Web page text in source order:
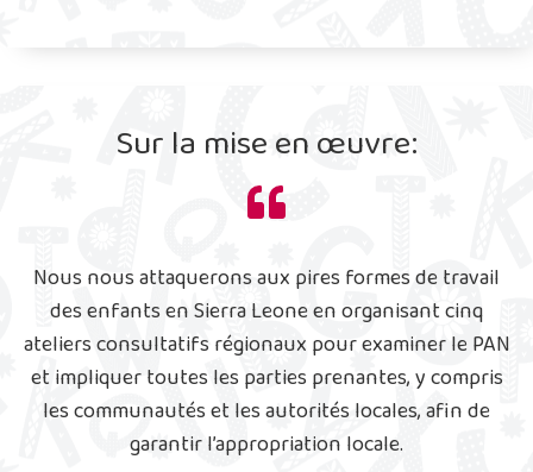
Sur la mise en œuvre:
Nous nous attaquerons aux pires formes de travail
des enfants en Sierra Leone en organisant cinq
ateliers consultatifs régionaux pour examiner le PAN
et impliquer toutes les parties prenantes, y compris
les communautés et les autorités locales, afin de
garantir l’appropriation locale.